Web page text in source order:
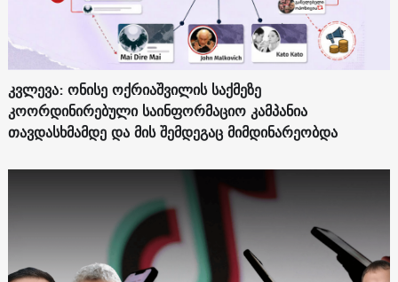
კვლევა: ონისე ოქრიაშვილის საქმეზე
კოორდინირებული საინფორმაციო კამპანია
თავდასხმამდე და მის შემდეგაც მიმდინარეობდა